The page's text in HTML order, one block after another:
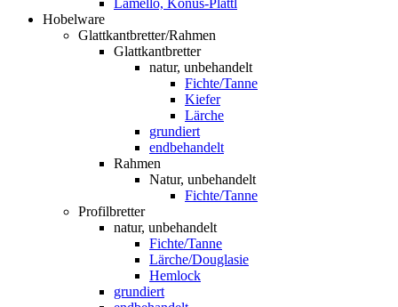
Lamello, Konus-Plattl
Hobelware
Glattkantbretter/Rahmen
Glattkantbretter
natur, unbehandelt
Fichte/Tanne
Kiefer
Lärche
grundiert
endbehandelt
Rahmen
Natur, unbehandelt
Fichte/Tanne
Profilbretter
natur, unbehandelt
Fichte/Tanne
Lärche/Douglasie
Hemlock
grundiert